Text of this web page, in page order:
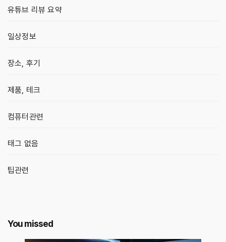
유튜브 리뷰 요약
일상정보
장소, 후기
제품, 테크
컴퓨터관련
태그 없음
팁관련
You missed